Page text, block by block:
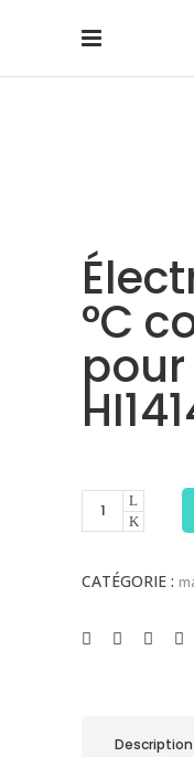
°C
pour
CATÉGORIE :
Description